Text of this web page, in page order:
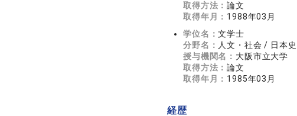
取得方法：論文
取得年月： 1988年03月
学位名：文学士
分野名： 人文・社会 / 日本史
授与機関名： 大阪市立大学
取得方法：論文
取得年月： 1985年03月
経歴